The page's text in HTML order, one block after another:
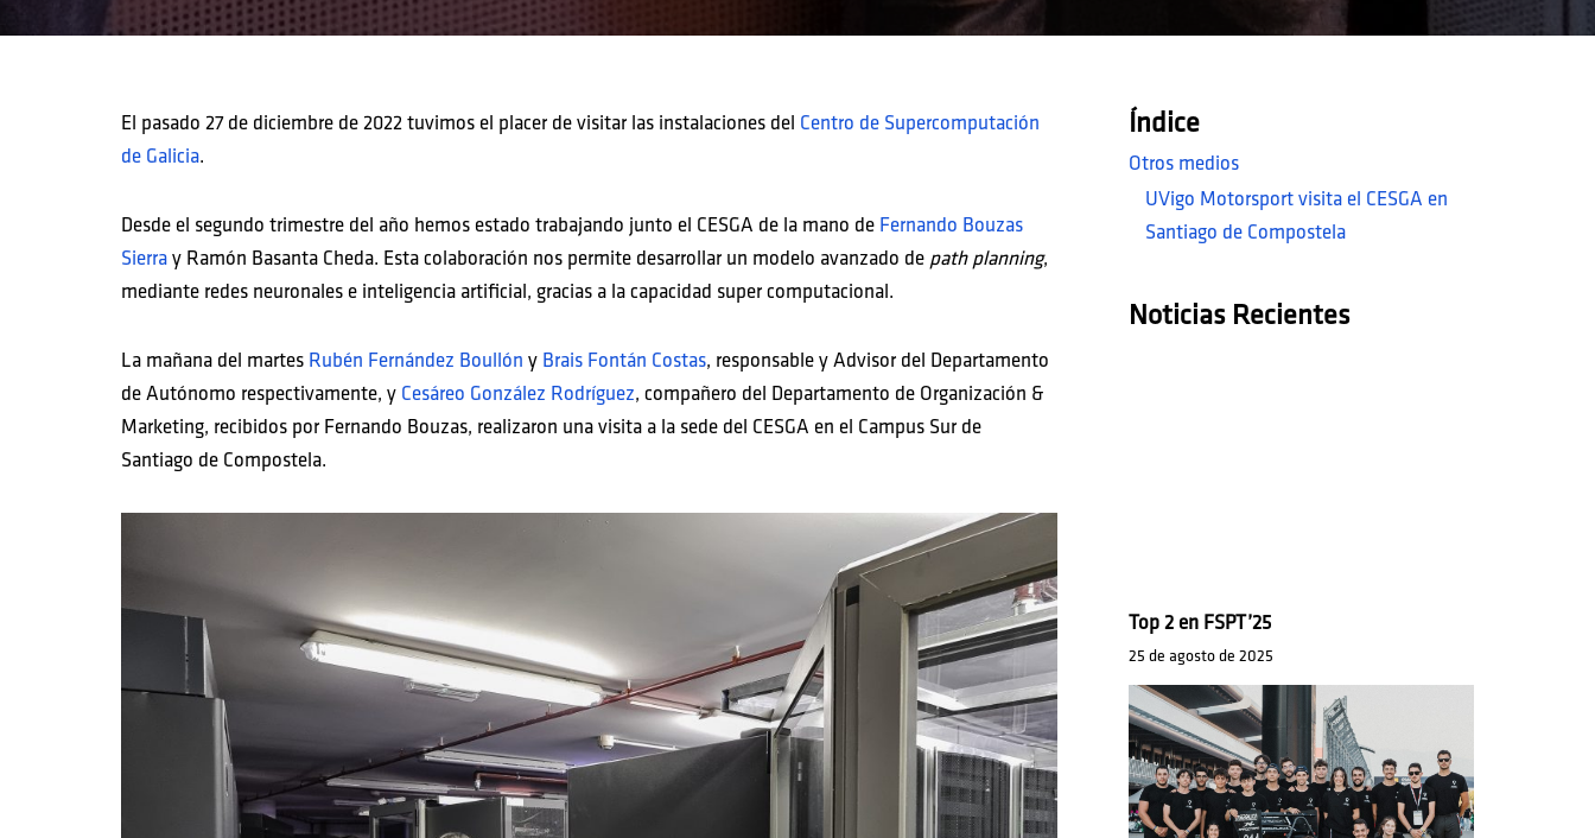
El pasado 27 de diciembre de 2022 tuvimos el placer de visitar las instalaciones del Centro de Supercomputación
de Galicia.
Desde el segundo trimestre del año hemos estado trabajando junto el CESGA de la mano de Fernando Bouzas
Sierra y Ramón Basanta Cheda. Esta colaboración nos permite desarrollar un modelo avanzado de path planning,
mediante redes neuronales e inteligencia artificial, gracias a la capacidad super computacional.
La mañana del martes Rubén Fernández Boullón y Brais Fontán Costas, responsable y Advisor del Departamento
de Autónomo respectivamente, y Cesáreo González Rodríguez, compañero del Departamento de Organización &
Marketing, recibidos por Fernando Bouzas, realizaron una visita a la sede del CESGA en el Campus Sur de
Santiago de Compostela.
Índice
Otros medios
UVigo Motorsport visita el CESGA en
Santiago de Compostela
Noticias Recientes
Top 2 en FSPT’25
25 de agosto de 2025